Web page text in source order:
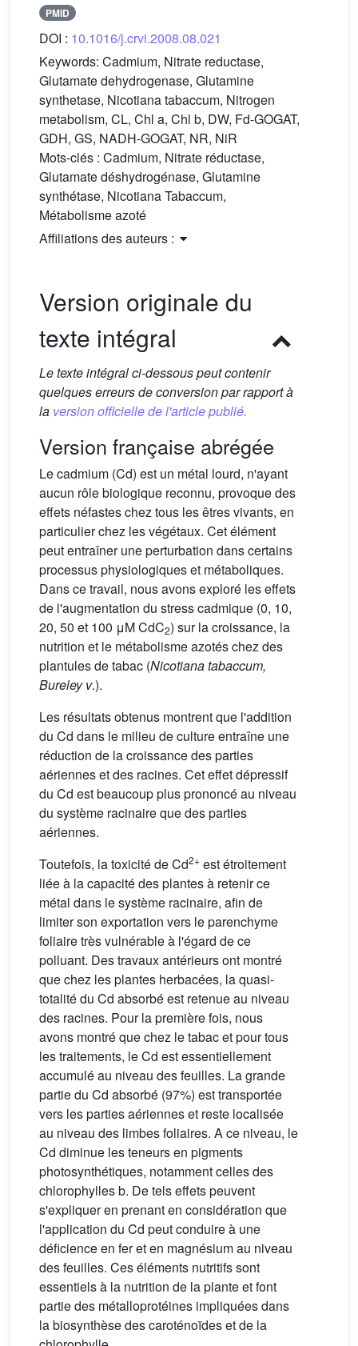
PMID
DOI : 10.1016/j.crvi.2008.08.021
Keywords: Cadmium, Nitrate reductase,
Glutamate dehydrogenase, Glutamine
synthetase, Nicotiana tabaccum, Nitrogen
metabolism, CL, Chl a, Chl b, DW, Fd-GOGAT,
GDH, GS, NADH-GOGAT, NR, NiR
Mots-clés : Cadmium, Nitrate réductase,
Glutamate déshydrogénase, Glutamine
synthétase, Nicotiana Tabaccum,
Métabolisme azoté
Affiliations des auteurs :
Version originale du
texte intégral
Le texte intégral ci-dessous peut contenir
quelques erreurs de conversion par rapport à
la version officielle de l'article publié.
Version française abrégée
Le cadmium (Cd) est un métal lourd, n'ayant
aucun rôle biologique reconnu, provoque des
effets néfastes chez tous les êtres vivants, en
particulier chez les végétaux. Cet élément
peut entraîner une perturbation dans certains
processus physiologiques et métaboliques.
Dans ce travail, nous avons exploré les effets
de l'augmentation du stress cadmique (0, 10,
20, 50 et 100 μM CdC2) sur la croissance, la
nutrition et le métabolisme azotés chez des
plantules de tabac (Nicotiana tabaccum,
Bureley v.).
Les résultats obtenus montrent que l'addition
du Cd dans le milieu de culture entraîne une
réduction de la croissance des parties
aériennes et des racines. Cet effet dépressif
du Cd est beaucoup plus prononcé au niveau
du système racinaire que des parties
aériennes.
Toutefois, la toxicité de Cd2+ est étroitement
liée à la capacité des plantes à retenir ce
métal dans le système racinaire, afin de
limiter son exportation vers le parenchyme
foliaire très vulnérable à l'égard de ce
polluant. Des travaux antérieurs ont montré
que chez les plantes herbacées, la quasi-
totalité du Cd absorbé est retenue au niveau
des racines. Pour la première fois, nous
avons montré que chez le tabac et pour tous
les traitements, le Cd est essentiellement
accumulé au niveau des feuilles. La grande
partie du Cd absorbé (97%) est transportée
vers les parties aériennes et reste localisée
au niveau des limbes foliaires. A ce niveau, le
Cd diminue les teneurs en pigments
photosynthétiques, notamment celles des
chlorophylles b. De tels effets peuvent
s'expliquer en prenant en considération que
l'application du Cd peut conduire à une
déficience en fer et en magnésium au niveau
des feuilles. Ces éléments nutritifs sont
essentiels à la nutrition de la plante et font
partie des métalloprotéines impliquées dans
la biosynthèse des caroténoïdes et de la